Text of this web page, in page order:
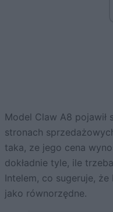
Model Claw A8 pojawił
stronach
taka, ze jego cena
dokładnie tyle, ile
Intelem, co sugeruje,
jako równorzędne.